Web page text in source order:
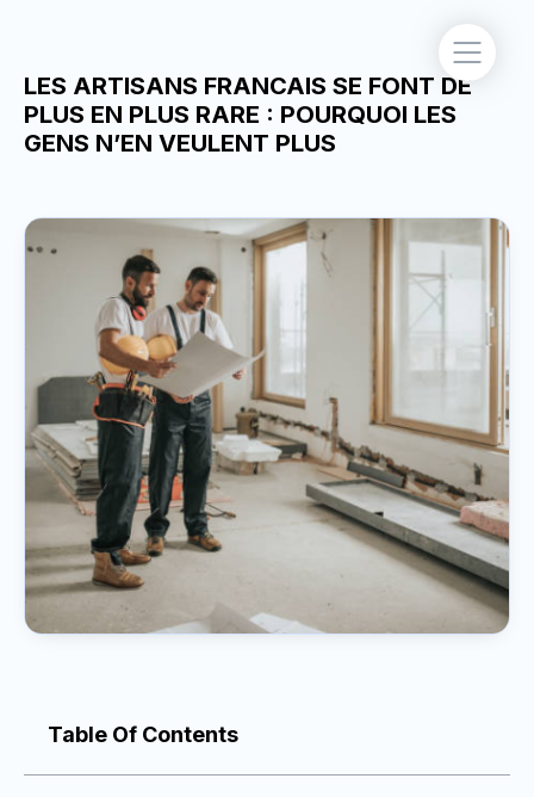
LES ARTISANS FRANCAIS SE FONT DE
PLUS EN PLUS RARE : POURQUOI LES
GENS N’EN VEULENT PLUS
Table Of Contents